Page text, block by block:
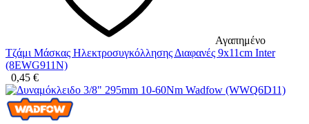
Αγαπημένο
Τζάμι Μάσκας Ηλεκτροσυγκόλλησης Διαφανές 9x11cm Inter
(8EWG911N)
0,45 €